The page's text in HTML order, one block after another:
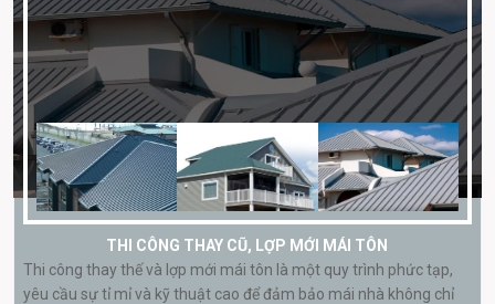
THI CÔNG THAY CŨ, LỢP MỚI MÁI TÔN
Thi công thay thế và lợp mới mái tôn là một quy trình phức tạp,
yêu cầu sự tỉ mỉ và kỹ thuật cao để đảm bảo mái nhà không chỉ